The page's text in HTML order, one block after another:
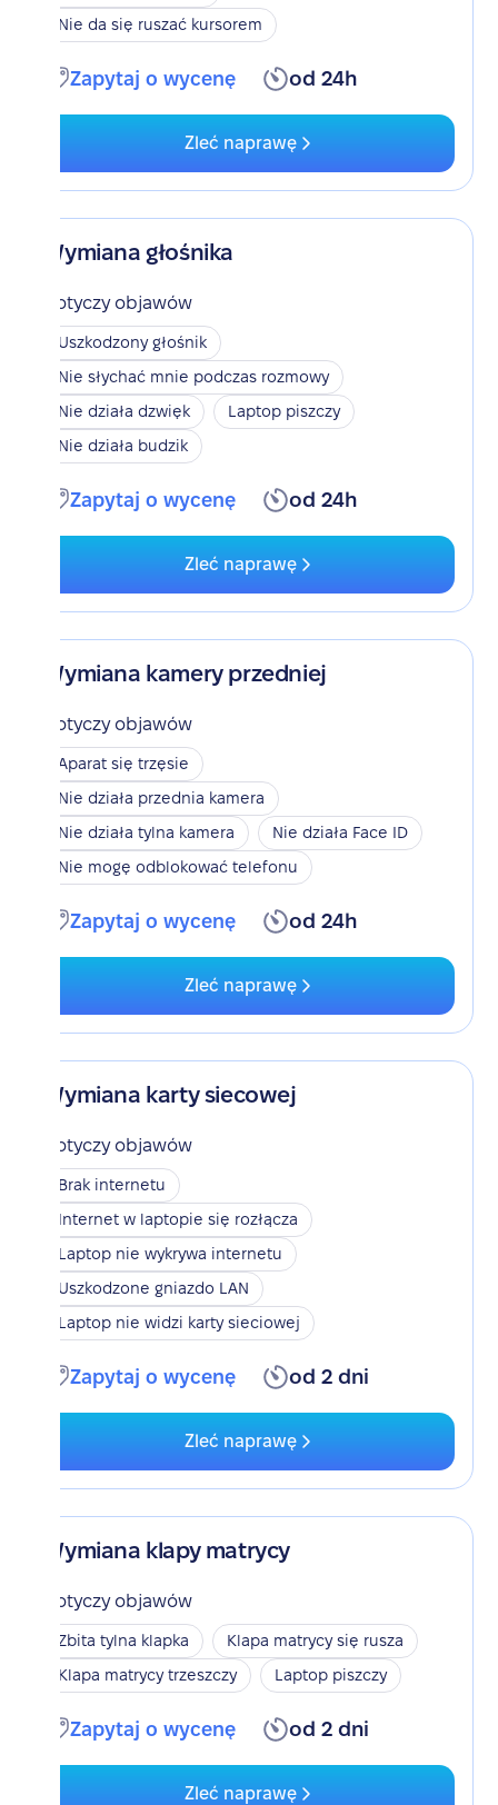
Nie da się ruszać kursorem
Zapytaj o wycenę od 24h
Zleć naprawę
Wymiana głośnika
Dotyczy objawów
Uszkodzony głośnik
Nie słychać mnie podczas rozmowy
Nie działa dzwięk
Laptop piszczy
Nie działa budzik
Zapytaj o wycenę od 24h
Zleć naprawę
Wymiana kamery przedniej
Dotyczy objawów
Aparat się trzęsie
Nie działa przednia kamera
Nie działa tylna kamera
Nie działa Face ID
Nie mogę odblokować telefonu
Zapytaj o wycenę od 24h
Zleć naprawę
Wymiana karty siecowej
Dotyczy objawów
Brak internetu
Internet w laptopie się rozłącza
Laptop nie wykrywa internetu
Uszkodzone gniazdo LAN
Laptop nie widzi karty sieciowej
Zapytaj o wycenę od 2 dni
Zleć naprawę
Wymiana klapy matrycy
Dotyczy objawów
Zbita tylna klapka
Klapa matrycy się rusza
Klapa matrycy trzeszczy
Laptop piszczy
Zapytaj o wycenę od 2 dni
Zleć naprawę